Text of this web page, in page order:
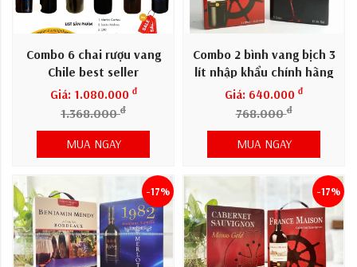
Combo 6 chai rượu vang
Chile best seller
Giá: 1.080.000 đ
1.368.000đ
MUA NGAY
Combo 2 bình vang bịch 3
lít nhập khẩu chính hãng
Giá: 640.000 đ
768.000đ
MUA NGAY
-17% -17%